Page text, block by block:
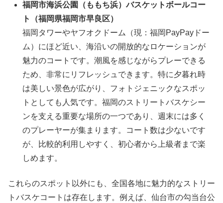
福岡市海浜公園（ももち浜）バスケットボールコー
ト（福岡県福岡市早良区）
福岡タワーやヤフオクドーム（現：福岡PayPayドー
ム）にほど近い、海沿いの開放的なロケーションが
魅力のコートです。潮風を感じながらプレーできる
ため、非常にリフレッシュできます。特に夕暮れ時
は美しい景色が広がり、フォトジェニックなスポッ
トとしても人気です。福岡のストリートバスケシー
ンを支える重要な場所の一つであり、週末には多く
のプレーヤーが集まります。コート数は少ないです
が、比較的利用しやすく、初心者から上級者まで楽
しめます。
これらのスポット以外にも、全国各地に魅力的なストリー
トバスケコートは存在します。例えば、仙台市の勾当台公